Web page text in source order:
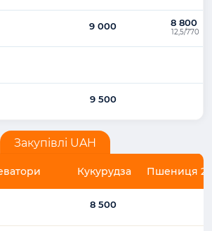
9 000 8 800
12,5/770
9 500
Закупівлі UAH
Кукурудза Пшениця 2
8 500